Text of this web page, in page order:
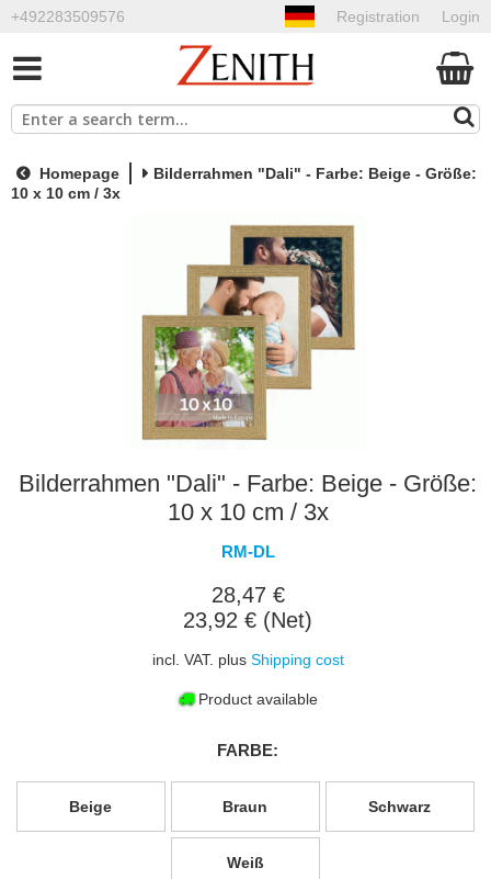
+492283509576 Login
Registration
Homepage
Bilderrahmen "Dali" - Farbe: Beige - Größe:
10 x 10 cm / 3x
Bilderrahmen "Dali" - Farbe: Beige - Größe:
10 x 10 cm / 3x
RM-DL
28,47 €
23,92 € (Net)
incl. VAT. plus Shipping cost
Product available
FARBE:
Beige Braun Schwarz
Weiß